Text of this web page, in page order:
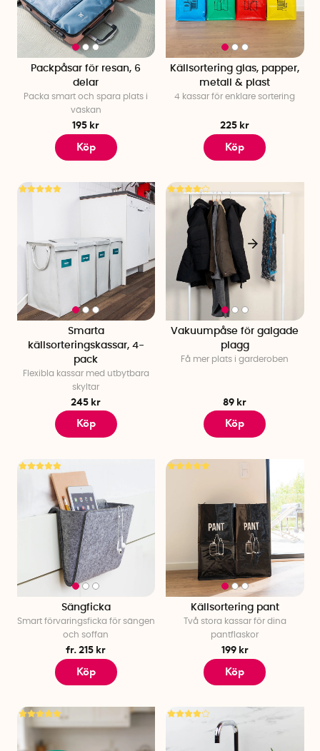
Packpåsar för resan, 6
delar
Packa smart och spara plats i
väskan
195 kr
Köp
Källsortering glas, papper,
metall & plast
4 kassar för enklare sortering
225 kr
Köp
Smarta
källsorteringskassar, 4-
pack
Flexibla kassar med utbytbara
skyltar
245 kr
Köp
Vakuumpåse för galgade
plagg
Få mer plats i garderoben
89 kr
Köp
Sängficka
Smart förvaringsficka för sängen
och soffan
fr. 215 kr
Köp
Källsortering pant
Två stora kassar för dina
pantflaskor
199 kr
Köp